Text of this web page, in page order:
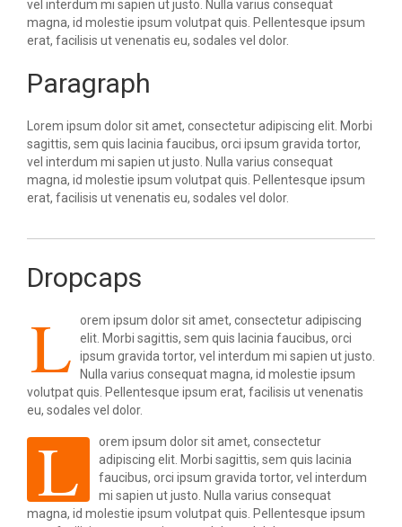
vel interdum mi sapien ut justo. Nulla varius consequat
magna, id molestie ipsum volutpat quis. Pellentesque ipsum
erat, facilisis ut venenatis eu, sodales vel dolor.
Paragraph
Lorem ipsum dolor sit amet, consectetur adipiscing elit. Morbi
sagittis, sem quis lacinia faucibus, orci ipsum gravida tortor,
vel interdum mi sapien ut justo. Nulla varius consequat
magna, id molestie ipsum volutpat quis. Pellentesque ipsum
erat, facilisis ut venenatis eu, sodales vel dolor.
Dropcaps
L
orem ipsum dolor sit amet, consectetur adipiscing
elit. Morbi sagittis, sem quis lacinia faucibus, orci
ipsum gravida tortor, vel interdum mi sapien ut justo.
Nulla varius consequat magna, id molestie ipsum
volutpat quis. Pellentesque ipsum erat, facilisis ut venenatis
eu, sodales vel dolor.
L
orem ipsum dolor sit amet, consectetur
adipiscing elit. Morbi sagittis, sem quis lacinia
faucibus, orci ipsum gravida tortor, vel interdum
mi sapien ut justo. Nulla varius consequat
magna, id molestie ipsum volutpat quis. Pellentesque ipsum